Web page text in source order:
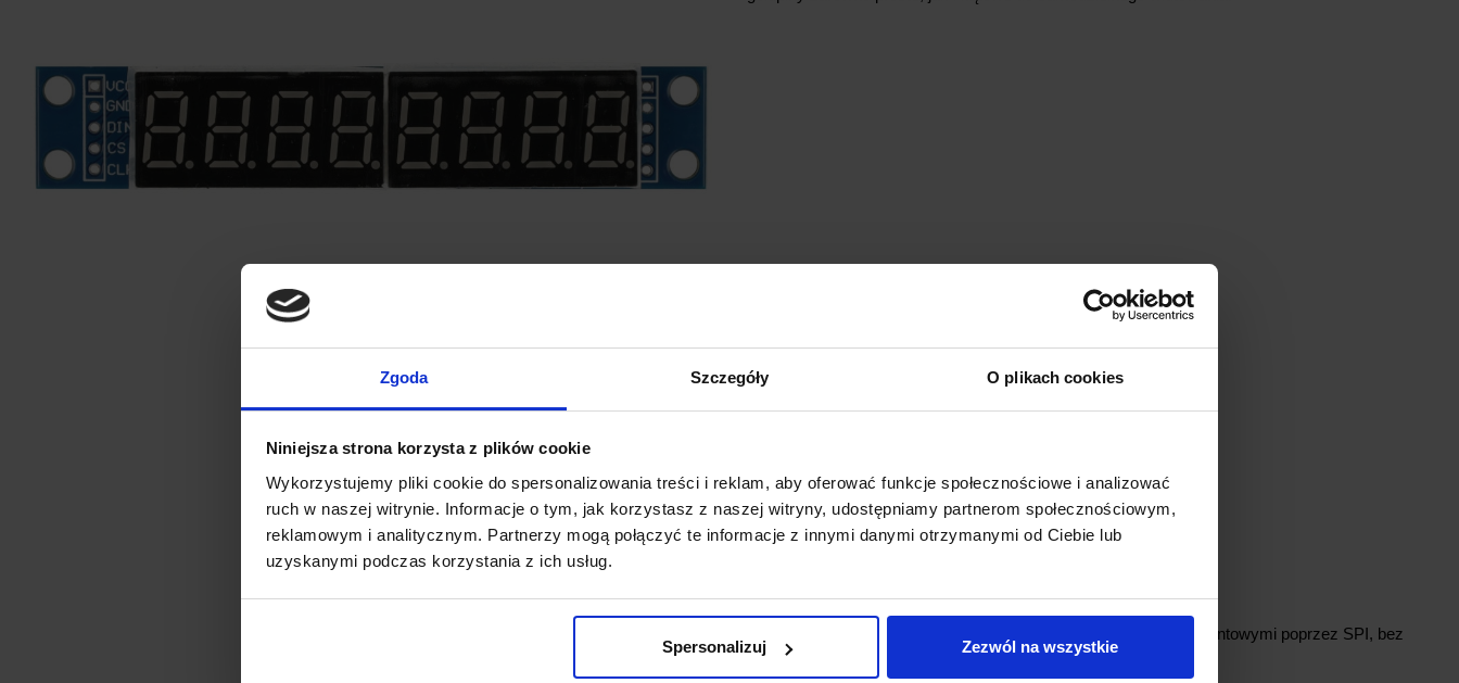
Zgoda Szczegóły O plikach cookies
Niniejsza strona korzysta z plików cookie
Wykorzystujemy pliki cookie do spersonalizowania treści i reklam, aby oferować funkcje społecznościowe i analizować
ruch w naszej witrynie. Informacje o tym, jak korzystasz z naszej witryny, udostępniamy partnerom społecznościowym,
reklamowym i analitycznym. Partnerzy mogą połączyć te informacje z innymi danymi otrzymanymi od Ciebie lub
uzyskanymi podczas korzystania z ich usług.
Spersonalizuj Zezwól na wszystkie
GŁÓWNE CECHY PRODUKTU
Zapewnia wygodne i szybkie sterowanie wyświetlaczami 7-segmentowymi poprzez SPI, bez
potrzeby ręcznego multipleksowania.